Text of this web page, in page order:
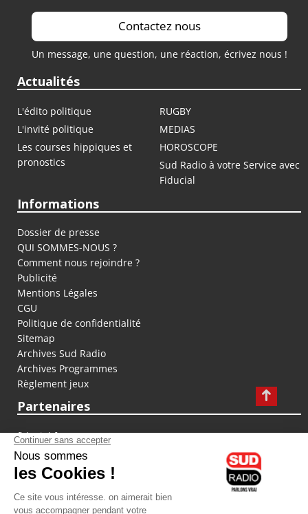
Contactez nous
Un message, une question, une réaction, écrivez nous !
Actualités
L'édito politique
RUGBY
L'invité politique
MEDIAS
Les courses hippiques et
pronostics
HOROSCOPE
Sud Radio à votre Service avec
Fiducial
Informations
Dossier de presse
QUI SOMMES-NOUS ?
Comment nous rejoindre ?
Publicité
Mentions Légales
CGU
Politique de confidentialité
Sitemap
Archives Sud Radio
Archives Programmes
Règlement jeux
Partenaires
fiducial.fr
lyoncapitale.fr
olympique-et-lyonnais.com
L'application Iphone / Android